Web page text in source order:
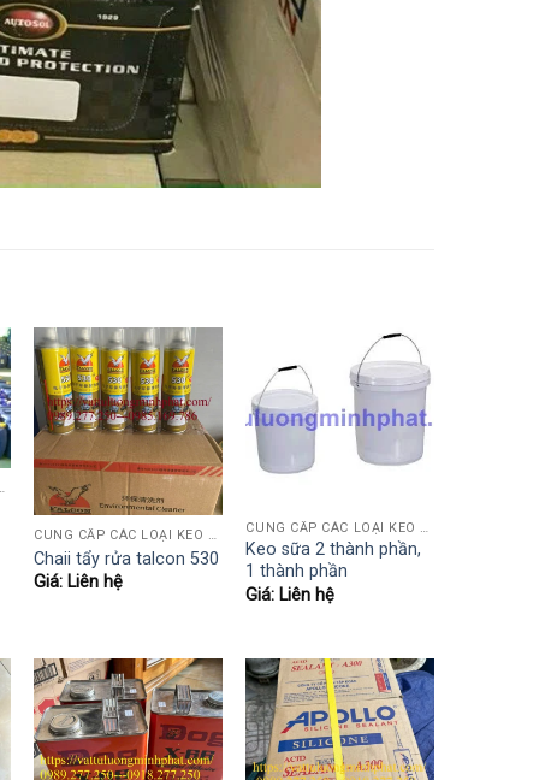
POLY, PUTTY HỆ NƯỚC..)
CUNG CẤP CÁC LOẠI KEO NGÀNH GỖ (KEO SỮA, AB, 502, POLY, PUTTY HỆ NƯỚC..)
Chaii tẩy rửa talcon 530
Giá: Liên hệ
CUNG CẤP CÁC LOẠI KEO NGÀNH GỖ (KEO SỮA, AB, 502, POLY, PUTTY HỆ NƯỚC..)
Keo sữa 2 thành phần,
1 thành phần
Giá: Liên hệ